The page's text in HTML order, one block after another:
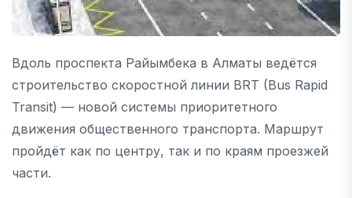
Вдоль проспекта Райымбека в Алматы ведётся
строительство скоростной линии BRT (Bus Rapid
Transit) — новой системы приоритетного
движения общественного транспорта. Маршрут
пройдёт как по центру, так и по краям проезжей
части.